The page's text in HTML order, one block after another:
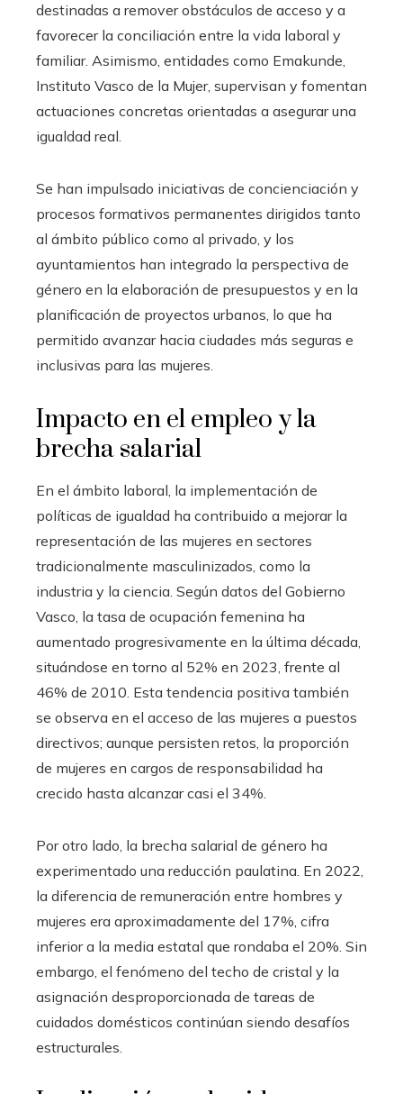
destinadas a remover obstáculos de acceso y a
favorecer la conciliación entre la vida laboral y
familiar. Asimismo, entidades como Emakunde,
Instituto Vasco de la Mujer, supervisan y fomentan
actuaciones concretas orientadas a asegurar una
igualdad real.
Se han impulsado iniciativas de concienciación y
procesos formativos permanentes dirigidos tanto
al ámbito público como al privado, y los
ayuntamientos han integrado la perspectiva de
género en la elaboración de presupuestos y en la
planificación de proyectos urbanos, lo que ha
permitido avanzar hacia ciudades más seguras e
inclusivas para las mujeres.
Impacto en el empleo y la
brecha salarial
En el ámbito laboral, la implementación de
políticas de igualdad ha contribuido a mejorar la
representación de las mujeres en sectores
tradicionalmente masculinizados, como la
industria y la ciencia. Según datos del Gobierno
Vasco, la tasa de ocupación femenina ha
aumentado progresivamente en la última década,
situándose en torno al 52% en 2023, frente al
46% de 2010. Esta tendencia positiva también
se observa en el acceso de las mujeres a puestos
directivos; aunque persisten retos, la proporción
de mujeres en cargos de responsabilidad ha
crecido hasta alcanzar casi el 34%.
Por otro lado, la brecha salarial de género ha
experimentado una reducción paulatina. En 2022,
la diferencia de remuneración entre hombres y
mujeres era aproximadamente del 17%, cifra
inferior a la media estatal que rondaba el 20%. Sin
embargo, el fenómeno del techo de cristal y la
asignación desproporcionada de tareas de
cuidados domésticos continúan siendo desafíos
estructurales.